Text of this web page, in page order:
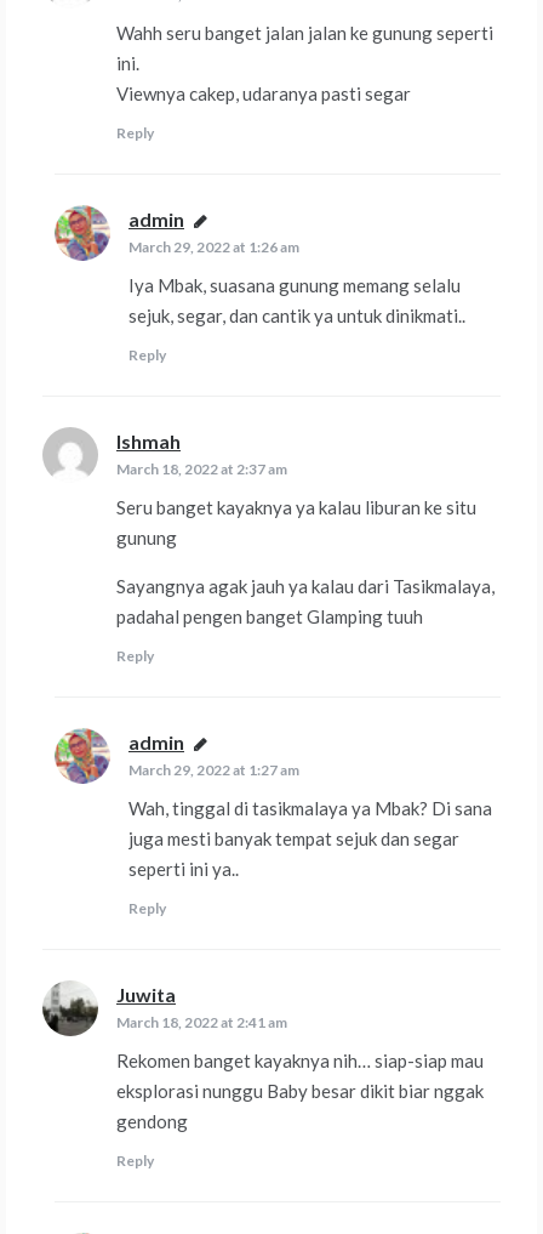
Wahh seru banget jalan jalan ke gunung seperti
ini.
Viewnya cakep, udaranya pasti segar
Reply
admin says:
March 29, 2022 at 1:26 am
Iya Mbak, suasana gunung memang selalu
sejuk, segar, dan cantik ya untuk dinikmati..
Reply
Ishmah
March 18, 2022 at 2:37 am
Seru banget kayaknya ya kalau liburan ke situ
gunung
Sayangnya agak jauh ya kalau dari Tasikmalaya,
padahal pengen banget Glamping tuuh
Reply
admin says:
March 29, 2022 at 1:27 am
Wah, tinggal di tasikmalaya ya Mbak? Di sana
juga mesti banyak tempat sejuk dan segar
seperti ini ya..
Reply
Juwita
March 18, 2022 at 2:41 am
Rekomen banget kayaknya nih… siap-siap mau
eksplorasi nunggu Baby besar dikit biar nggak
gendong
Reply